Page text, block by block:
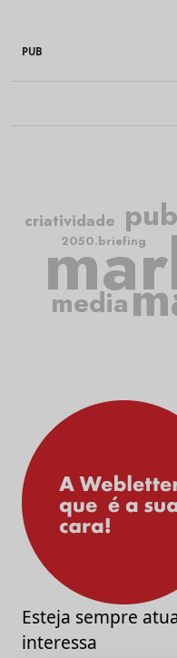
PUB
criatividade
media
2050.briefing
Esteja sempre
interessa